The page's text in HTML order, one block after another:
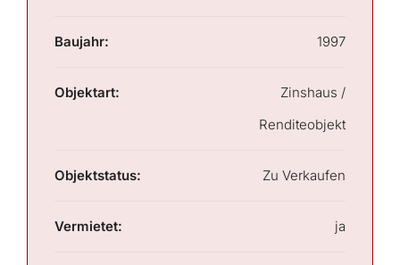
Baujahr: 1997
Objektart:
Zinshaus /
Renditeobjekt
Objektstatus: Zu Verkaufen
Vermietet: ja